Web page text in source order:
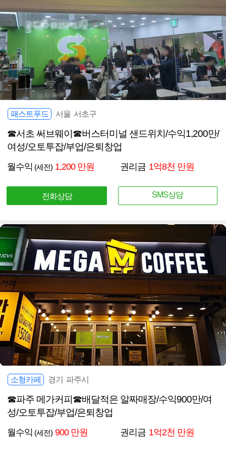
패스트푸드 서울 서초구
☎서초 써브웨이☎버스터미널 샌드위치/수익1,200만/
여성/오토투잡/부업/은퇴창업
월수익 (세전) 1,200 만원 권리금 1억8천 만원
전화상담 SMS상담
소형카페 경기 파주시
☎파주 메가커피☎배달적은 알짜매장/수익900만/여
성/오토투잡/부업/은퇴창업
월수익 (세전) 900 만원 권리금 1억2천 만원